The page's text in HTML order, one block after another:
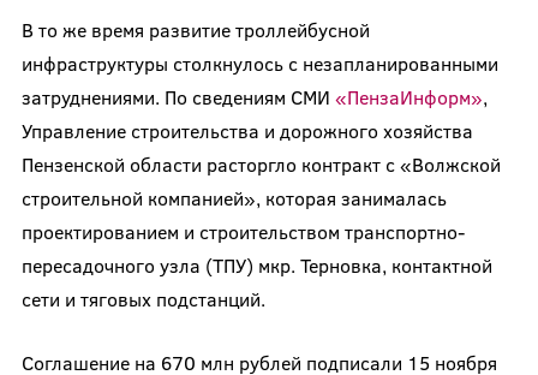
В то же время развитие троллейбусной
инфраструктуры столкнулось с незапланированными
затруднениями. По сведениям СМИ «ПензаИнформ»,
Управление строительства и дорожного хозяйства
Пензенской области расторгло контракт с «Волжской
строительной компанией», которая занималась
проектированием и строительством транспортно-
пересадочного узла (ТПУ) мкр. Терновка, контактной
сети и тяговых подстанций.
Соглашение на 670 млн рублей подписали 15 ноября